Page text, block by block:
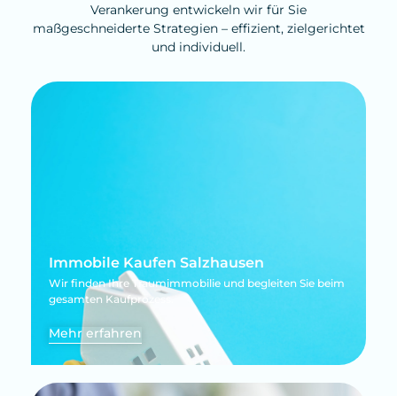
Verankerung entwickeln wir für Sie
maßgeschneiderte Strategien – effizient, zielgerichtet
und individuell.
Immobile Kaufen Salzhausen
Wir finden Ihre Traumimmobilie und begleiten Sie beim
gesamten Kaufprozess.
Mehr erfahren